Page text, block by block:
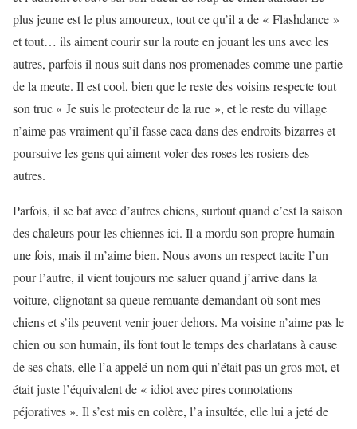
plus jeune est le plus amoureux, tout ce qu’il a de « Flashdance »
et tout… ils aiment courir sur la route en jouant les uns avec les
autres, parfois il nous suit dans nos promenades comme une partie
de la meute. Il est cool, bien que le reste des voisins respecte tout
son truc « Je suis le protecteur de la rue », et le reste du village
n’aime pas vraiment qu’il fasse caca dans des endroits bizarres et
poursuive les gens qui aiment voler des roses les rosiers des
autres.
Parfois, il se bat avec d’autres chiens, surtout quand c’est la saison
des chaleurs pour les chiennes ici. Il a mordu son propre humain
une fois, mais il m’aime bien. Nous avons un respect tacite l’un
pour l’autre, il vient toujours me saluer quand j’arrive dans la
voiture, clignotant sa queue remuante demandant où sont mes
chiens et s’ils peuvent venir jouer dehors. Ma voisine n’aime pas le
chien ou son humain, ils font tout le temps des charlatans à cause
de ses chats, elle l’a appelé un nom qui n’était pas un gros mot, et
était juste l’équivalent de « idiot avec pires connotations
péjoratives ». Il s’est mis en colère, l’a insultée, elle lui a jeté de